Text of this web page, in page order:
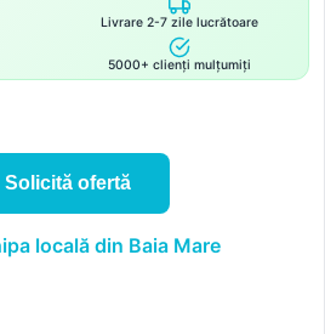
Livrare 2-7 zile lucrătoare
5000+ clienți mulțumiți
Solicită ofertă
locală din Baia Mare